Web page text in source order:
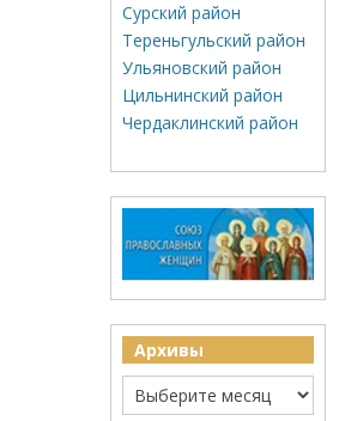
Сурский район
Тереньгульский район
Ульяновский район
Цильнинский район
Чердаклинский район
Архивы